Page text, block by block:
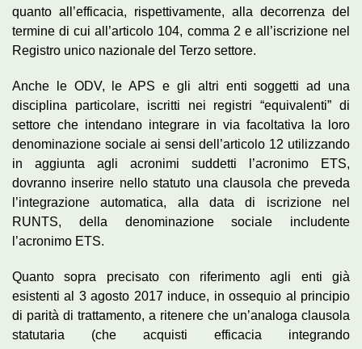
quanto all’efficacia, rispettivamente, alla decorrenza del
termine di cui all’articolo 104, comma 2 e all’iscrizione nel
Registro unico nazionale del Terzo settore.
Anche le ODV, le APS e gli altri enti soggetti ad una
disciplina particolare, iscritti nei registri “equivalenti” di
settore che intendano integrare in via facoltativa la loro
denominazione sociale ai sensi dell’articolo 12 utilizzando
in aggiunta agli acronimi suddetti l’acronimo ETS,
dovranno inserire nello statuto una clausola che preveda
l’integrazione automatica, alla data di iscrizione nel
RUNTS, della denominazione sociale includente
l’acronimo ETS.
Quanto sopra precisato con riferimento agli enti già
esistenti al 3 agosto 2017 induce, in ossequio al principio
di parità di trattamento, a ritenere che un’analoga clausola
statutaria (che acquisti efficacia integrando